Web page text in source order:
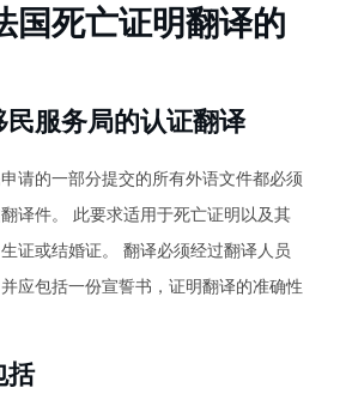
国死亡证明翻译的
服务局的认证翻译
请的一部分提交的所有外语文件都必须
译件。 此要求适用于死亡证明以及其
证或结婚证。 翻译必须经过翻译人员
应包括一份宣誓书，证明翻译的准确性
括